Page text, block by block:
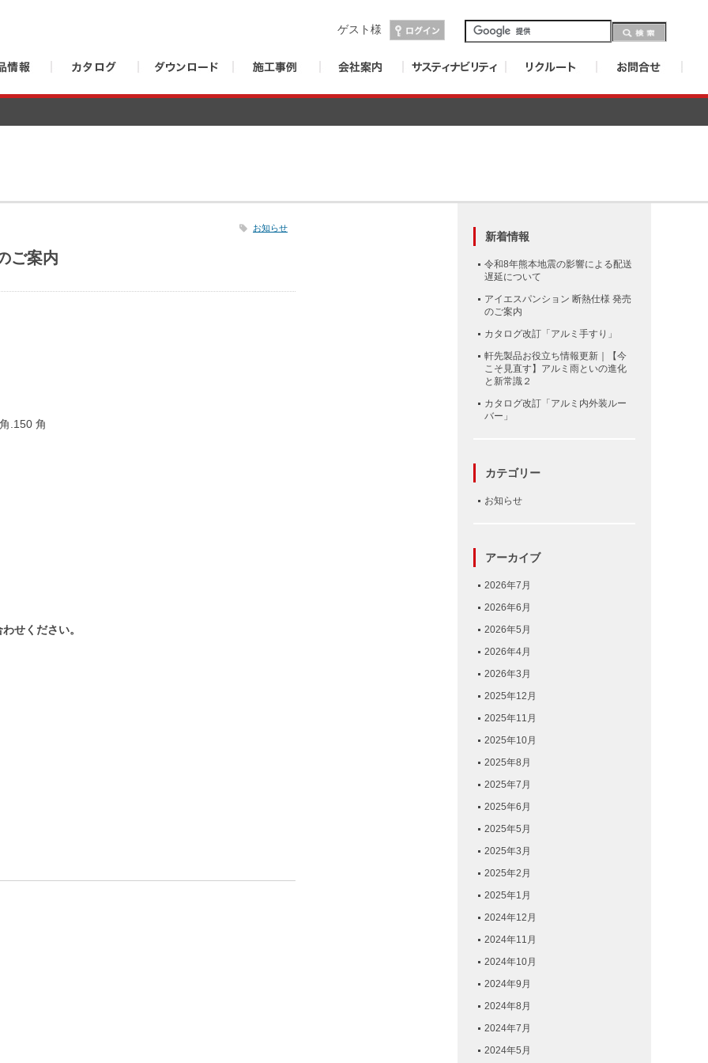
ゲスト様
お知らせ
ご案内
.150 角
せください。
新着情報
令和8年熊本地震の影響による配送
遅延について
アイエスパンション 断熱仕様 発売
のご案内
カタログ改訂「アルミ手すり」
軒先製品お役立ち情報更新｜【今
こそ見直す】アルミ雨といの進化
と新常識２
カタログ改訂「アルミ内外装ルー
バー」
カテゴリー
お知らせ
アーカイブ
2026年7月
2026年6月
2026年5月
2026年4月
2026年3月
2025年12月
2025年11月
2025年10月
2025年8月
2025年7月
2025年6月
2025年5月
2025年3月
2025年2月
2025年1月
2024年12月
2024年11月
2024年10月
2024年9月
2024年8月
2024年7月
2024年5月